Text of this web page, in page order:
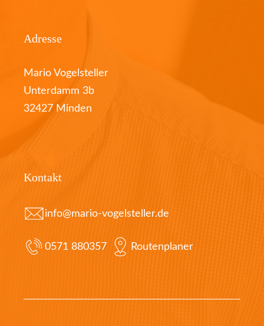
Adresse
Mario Vogelsteller
Unterdamm 3b
32427 Minden
Kontakt
info@mario-vogelsteller.de
0571 880357 Routenplaner